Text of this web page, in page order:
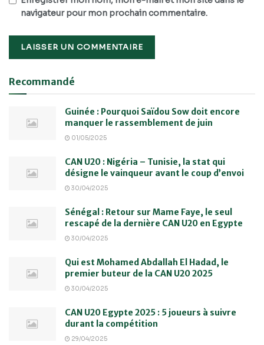
navigateur pour mon prochain commentaire.
Recommandé
Guinée : Pourquoi Saïdou Sow doit encore
manquer le rassemblement de juin
01/05/2025
CAN U20 : Nigéria – Tunisie, la stat qui
désigne le vainqueur avant le coup d’envoi
30/04/2025
Sénégal : Retour sur Mame Faye, le seul
rescapé de la dernière CAN U20 en Egypte
30/04/2025
Qui est Mohamed Abdallah El Hadad, le
premier buteur de la CAN U20 2025
30/04/2025
CAN U20 Egypte 2025 : 5 joueurs à suivre
durant la compétition
29/04/2025